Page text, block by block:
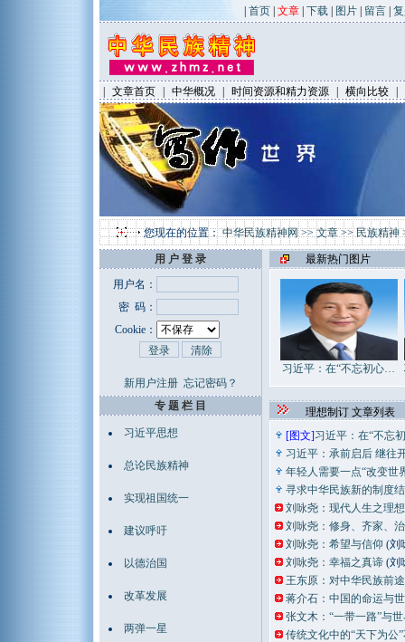
首页 文章 下载 图片 留言
文章首页 中华概况 时间资源和精力资源 横向比较
您现在的位置：中华民族精神网>>文章>>民族精神
用 户 登 录
用户名：
密 码：
Cookie：
新用户注册 忘记密码？
专 题 栏 目
习近平思想
总论民族精神
实现祖国统一
建议呼吁
以德治国
改革发展
两弹一星
最新热门图片
习近平：在“不忘初心…
理想制订 文章列表
[图文]习近平：在“不忘
习近平：承前启后 继往
年轻人需要一点“改变世
寻求中华民族新的制度
刘咏尧：现代人生之理
刘咏尧：修身、齐家、
刘咏尧：希望与信仰 (刘
刘咏尧：幸福之真谛 (刘
王东原：对中华民族前
蒋介石：中国的命运与
张文木：“一带一路”与
传统文化中的“天下为公